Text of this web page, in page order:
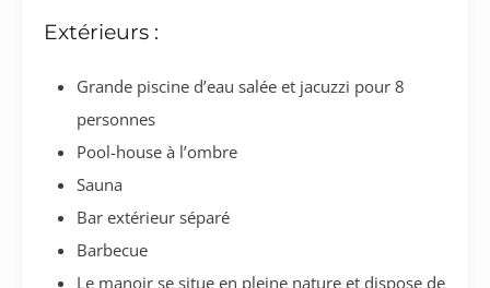
Extérieurs :
Grande piscine d’eau salée et jacuzzi pour 8
personnes
Pool-house à l’ombre
Sauna
Bar extérieur séparé
Barbecue
Le manoir se situe en pleine nature et dispose de